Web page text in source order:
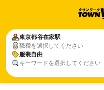
東京都谷在家駅
職種を選択してください
服装自由
キーワードを選択してください